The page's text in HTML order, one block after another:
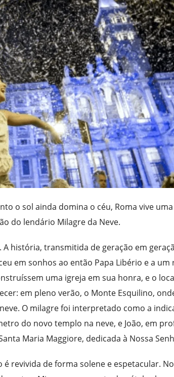
o sol ainda domina o céu, Roma vive
do lendário Milagre da Neve.
história, transmitida de geração em
em sonhos ao então Papa Libério e a
uma igreja em sua honra, e o
em pleno verão, o Monte Esquilino,
O milagre foi interpretado como a
do novo templo na neve, e João, em
Maria Maggiore, dedicada à Nossa
é revivida de forma solene e espetacular.